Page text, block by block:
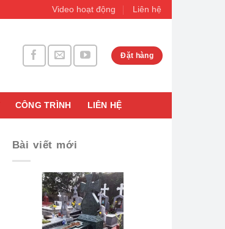
Video hoạt động Liên hệ
Đặt hàng
CÔNG TRÌNH LIÊN HỆ
Bài viết mới